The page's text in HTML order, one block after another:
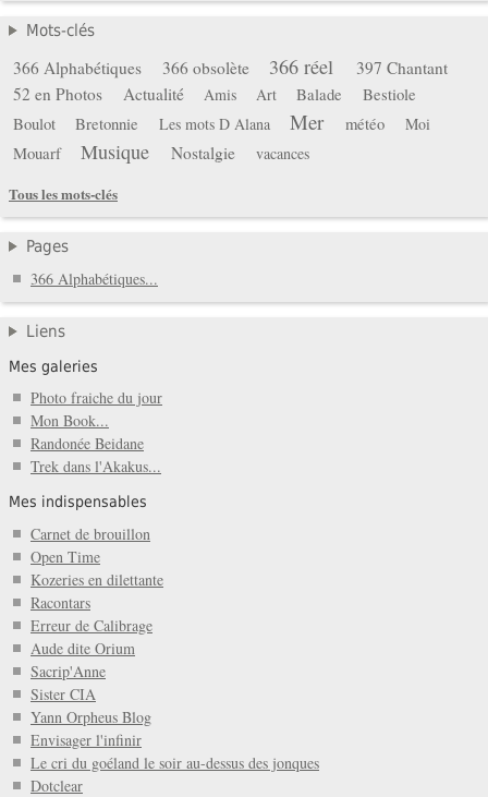
Mots-clés
366 Alphabétiques 366 obsolète 366 réel
397 Chantant
52 en Photos
Actualité Amis Art Balade
Bestiole
Boulot
Bretonnie Les mots D Alana Mer météo Moi
Mouarf Musique Nostalgie
vacances
Tous les mots-clés
Pages
366 Alphabétiques...
Liens
Mes galeries
Photo fraiche du jour
Mon Book...
Randonée Beidane
Trek dans l'Akakus...
Mes indispensables
Carnet de brouillon
Open Time
Kozeries en dilettante
Racontars
Erreur de Calibrage
Aude dite Orium
Sacrip'Anne
Sister CIA
Yann Orpheus Blog
Envisager l'infinir
Le cri du goéland le soir au-dessus des jonques
Dotclear